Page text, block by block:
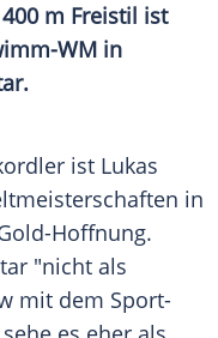
m Freistil ist
WM in
ist Lukas
in
Hoffnung.
"nicht als
mit dem Sport-